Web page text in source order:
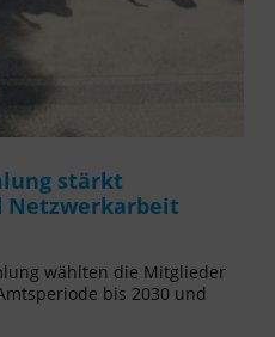
stärkt
Netzwerkarbeit
wählten die Mitglieder
bis 2030 und